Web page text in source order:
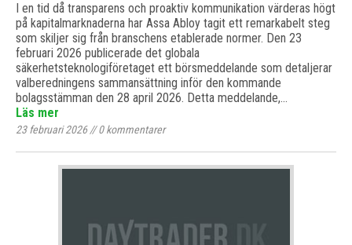
I en tid då transparens och proaktiv kommunikation värderas högt
på kapitalmarknaderna har Assa Abloy tagit ett remarkabelt steg
som skiljer sig från branschens etablerade normer. Den 23
februari 2026 publicerade det globala
säkerhetsteknologiföretaget ett börsmeddelande som detaljerar
valberedningens sammansättning inför den kommande
bolagsstämman den 28 april 2026. Detta meddelande,…
Läs mer
23 februari 2026//0kommentarer